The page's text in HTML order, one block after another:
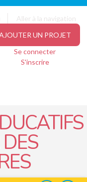
Aller à la navigation
UN PROJET
Se connecter
S'inscrire